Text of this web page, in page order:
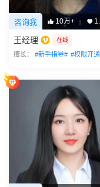
咨询我 10万+ |
王经理 在线
擅长： #新手指导# #权限开